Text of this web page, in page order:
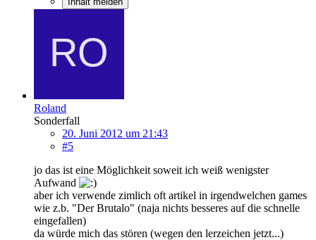
Roland
Sonderfall
20. Juni 2012 um 21:43
#5
jo das ist eine Möglichkeit soweit ich weiß wenigster
Aufwand
aber ich verwende zimlich oft artikel in irgendwelchen games
wie z.b. "Der Brutalo" (naja nichts besseres auf die schnelle
eingefallen)
da würde mich das stören (wegen den lerzeichen jetzt...)